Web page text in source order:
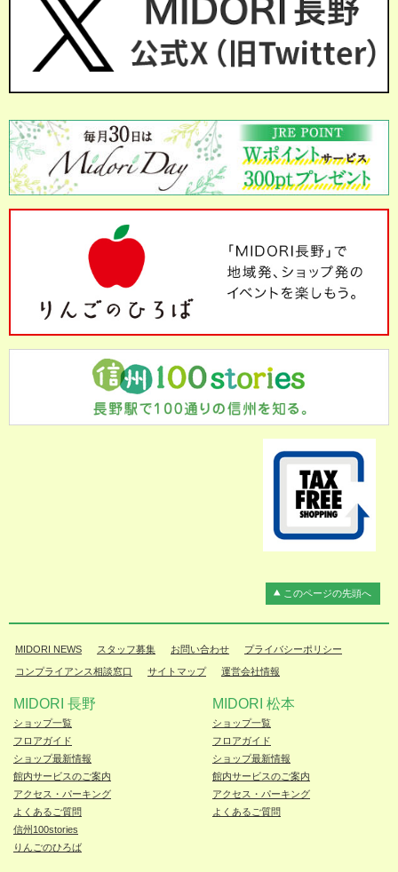
このページの先頭へ
MIDORI NEWS スタッフ募集 お問い合わせ プライバシーポリシー
コンプライアンス相談窓口 サイトマップ 運営会社情報
MIDORI 長野
ショップ一覧
フロアガイド
ショップ最新情報
館内サービスのご案内
アクセス・パーキング
よくあるご質問
信州100stories
りんごのひろば
MIDORI 松本
ショップ一覧
フロアガイド
ショップ最新情報
館内サービスのご案内
アクセス・パーキング
よくあるご質問